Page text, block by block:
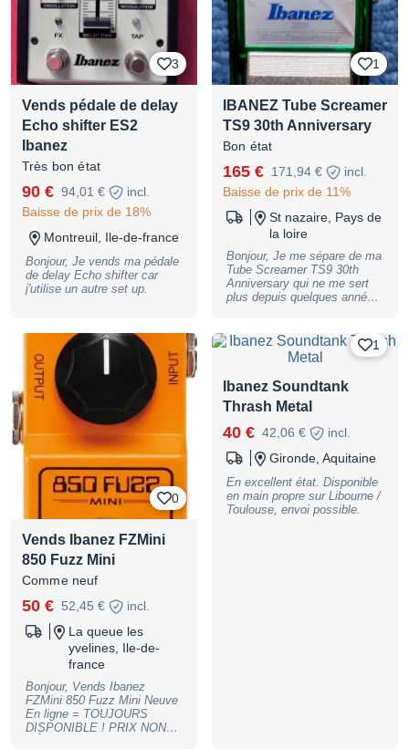
3
Vends pédale de delay
Echo shifter ES2
Ibanez
Très bon état
90 € 94,01 €
incl.
Baisse de prix de 18%
Montreuil, Ile-de-france
Bonjour, Je vends ma pédale
de delay Echo shifter car
j'utilise un autre set up.
1
IBANEZ Tube Screamer
TS9 30th Anniversary
Bon état
165 € 171,94 €
incl.
Baisse de prix de 11%
St nazaire, Pays de
la loire
Bonjour, Je me sépare de ma
Tube Screamer TS9 30th
Anniversary qui ne me sert
plus depuis quelques années
fabriquée en 2012-2013 Elle a
froté contre une autre pédale
sur un pédal board trop petit
et la peinture métalisée s'est
un peu écaillée sur la gauche
mais elle est en bon état, il y
face avant. Livrée avec boite
originale et notice. Envoi
possible. Frais de port à
ajouter.
0
Vends Ibanez FZMini
850 Fuzz Mini
Comme neuf
50 € 52,45 €
incl.
La queue les
yvelines, Ile-de-
france
Bonjour, Vends Ibanez
FZMini 850 Fuzz Mini Neuve
En ligne = TOUJOURS
DISPONIBLE ! PRIX NON
1
Ibanez Soundtank
Thrash Metal
40 € 42,06 €
incl.
Gironde, Aquitaine
En excellent état. Disponible
en main propre sur Libourne /
Toulouse, envoi possible.